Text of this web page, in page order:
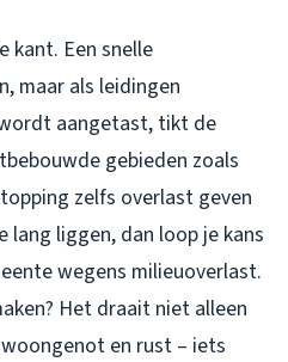
kant. Een snelle
maar als leidingen
aangetast, tikt de
gebieden zoals
zelfs overlast geven
lang liggen, dan loop je kans
wegens milieuoverlast.
Het draait niet alleen
en rust – iets